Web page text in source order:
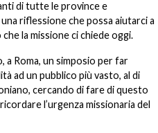
di tutte le province e
riflessione che possa aiutarci a
la missione ci chiede oggi.
a Roma, un simposio per far
ad un pubblico più vasto, al di
cercando di fare di questo
l’urgenza missionaria del